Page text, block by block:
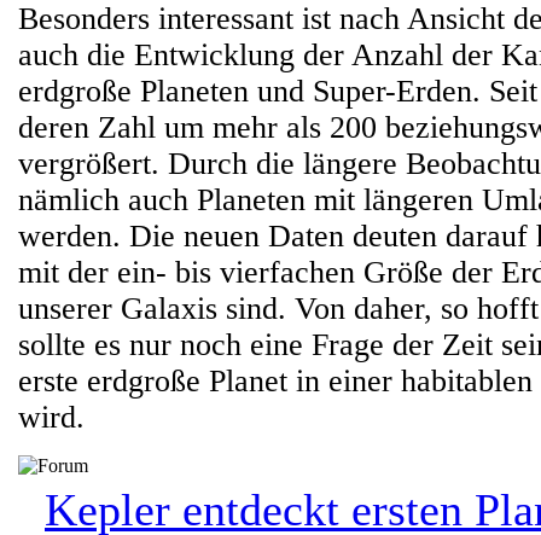
Besonders interessant ist nach Ansicht
auch die Entwicklung der Anzahl der
erdgroße Planeten und Super-Erden.
deren Zahl um mehr als 200
vergrößert. Durch die längere
nämlich auch Planeten mit längeren
werden. Die neuen Daten deuten darauf
mit der ein- bis vierfachen Größe der
unserer Galaxis sind. Von daher, so
sollte es nur noch eine Frage der Zeit
erste erdgroße Planet in einer
wird.
Kepler entdeckt ersten